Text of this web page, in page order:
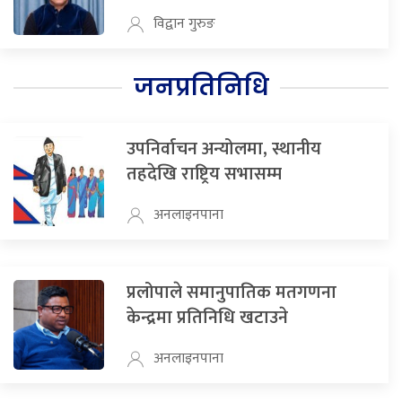
विद्वान गुरुङ
जनप्रतिनिधि
उपनिर्वाचन अन्योलमा, स्थानीय
तहदेखि राष्ट्रिय सभासम्म
अनलाइनपाना
प्रलोपाले समानुपातिक मतगणना
केन्द्रमा प्रतिनिधि खटाउने
अनलाइनपाना